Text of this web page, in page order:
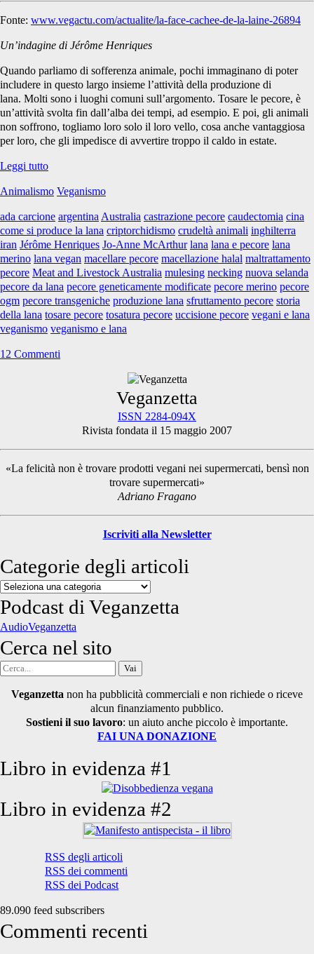
Fonte: www.vegactu.com/actualite/la-face-cachee-de-la-laine-26894
Un’indagine di Jérôme Henriques
Quando parliamo di sofferenza animale, pochi immaginano di poter
includere in questo largo insieme l’attività della produzione di
lana. Molti sono i luoghi comuni sull’argomento. Tosare le pecore, è
un’attività svolta fin dall’alba dei tempi, ad esempio. E poi, gli animali
non soffrono, togliamo loro solo il loro vello, cosa anche vantaggiosa
per loro, che gli impedisce di avvertire troppo il caldo in estate.
Leggi tuttoIl
nascosto
lana
Animalismo Veganismo
ada carcione argentina Australia castrazione pecore caudectomia cina
come si produce la lana criptorchidismo crudeltà animali inghilterra
iran Jérôme Henriques Jo-Anne McArthur lana lana e pecore lana
merino lana vegan macellare pecore macellazione halal maltrattamento
pecore Meat and Livestock Australia mulesing necking nuova selanda
pecore da lana pecore geneticamente modificate pecore merino pecore
ogm pecore transgeniche produzione lana sfruttamento pecore storia
della lana tosare pecore tosatura pecore uccisione pecore vegani e lana
veganismo veganismo e lana
12 Commenti
Sidebar
Veganzetta
ISSN 2284-094X
Rivista fondata il 15 maggio 2007
«La felicità non è trovare prodotti vegani nei supermercati, bensì non
trovare supermercati»
Adriano Fragano
Iscriviti alla Newsletter
Categorie degli articoli
Categorie
degli
articoli
Podcast di Veganzetta
AudioVeganzetta
Cerca nel sito
Cerca
Veganzetta non ha pubblicità commerciali e non richiede o riceve
alcun finanziamento pubblico.
Sostieni il suo lavoro: un aiuto anche piccolo è importante.
FAI UNA DONAZIONE
Libro in evidenza #1
Libro in evidenza #2
RSS degli articoli
RSS dei commenti
RSS dei Podcast
89.090 feed subscribers
Commenti recenti